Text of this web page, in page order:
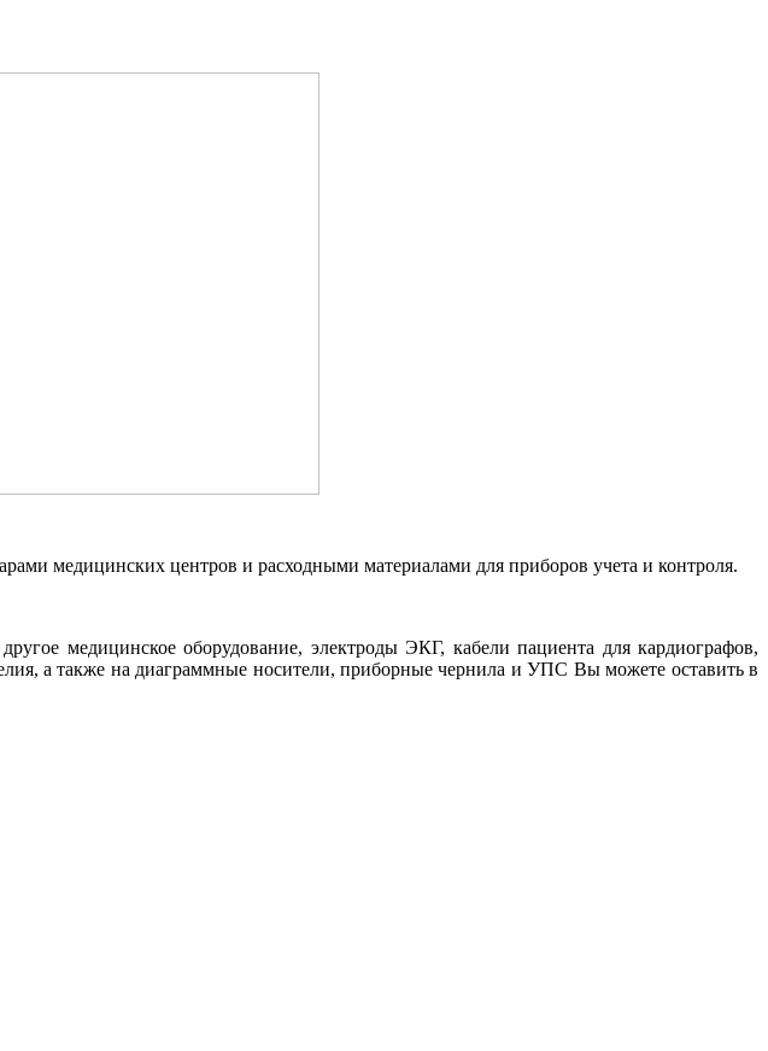
медицинских центров и расходными материалами для приборов учета и контроля.
медицинское оборудование, электроды ЭКГ, кабели пациента для кардиографов,
а также на диаграммные носители, приборные чернила и УПС Вы можете оставить в